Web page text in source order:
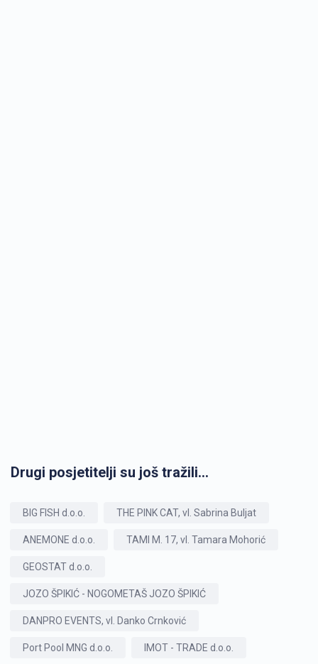
Drugi posjetitelji su još tražili...
BIG FISH d.o.o. THE PINK CAT, vl. Sabrina Buljat
ANEMONE d.o.o. TAMI M. 17, vl. Tamara Mohorić
GEOSTAT d.o.o.
JOZO ŠPIKIĆ - NOGOMETAŠ JOZO ŠPIKIĆ
DANPRO EVENTS, vl. Danko Crnković
Port Pool MNG d.o.o. IMOT - TRADE d.o.o.